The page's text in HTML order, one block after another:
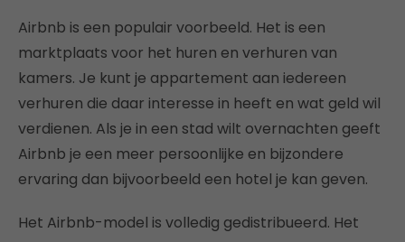
Airbnb is een populair voorbeeld. Het is een
marktplaats voor het huren en verhuren van
kamers. Je kunt je appartement aan iedereen
verhuren die daar interesse in heeft en wat geld wil
verdienen. Als je in een stad wilt overnachten geeft
Airbnb je een meer persoonlijke en bijzondere
ervaring dan bijvoorbeeld een hotel je kan geven.
Het Airbnb-model is volledig gedistribueerd. Het